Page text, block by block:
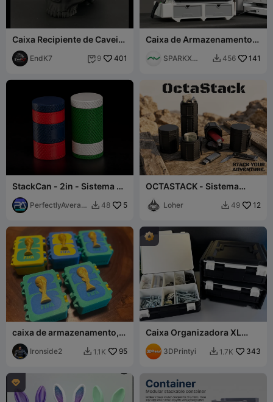
Caixa Recipiente de Caveira
💀
EndK7  9 401
Caixa de Armazenamento
SPARKX
 456 141
StackCan - 2in - Sistema de
Armazenamento Modular
com Rosca
PerfectlyAverag
 48 5
OCTASTACK - Sistema
Loher  49 12
caixa de armazenamento,
caixa de figurinhas da Copa
do Mundo de 2026
Ironside2  1.1K 95
Caixa Organizadora XL
Dupla
3DPrintyi  1.7K 343
